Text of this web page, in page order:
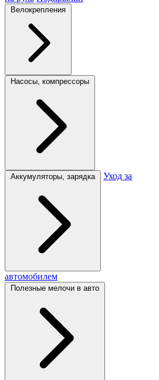
Велокрепления
Насосы, компрессоры
Аккумуляторы, зарядка Уход за
автомобилем
Полезные мелочи в авто